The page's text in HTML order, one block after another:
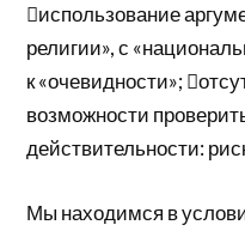
использование
религии», с
к «очевидности»;
возможности
действительности:
Мы находимся в